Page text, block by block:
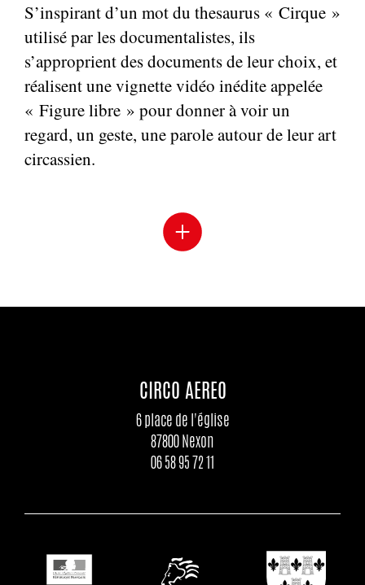
S’inspirant d’un mot du thesaurus « Cirque »
utilisé par les documentalistes, ils
s’approprient des documents de leur choix, et
réalisent une vignette vidéo inédite appelée
« Figure libre » pour donner à voir un
regard, un geste, une parole autour de leur art
circassien.
CIRCO AEREO
6 place de l'église
87800 Nexon
06 58 95 72 11